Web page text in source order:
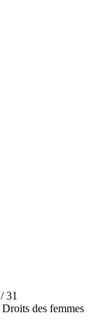
/ 31
Droits des femmes